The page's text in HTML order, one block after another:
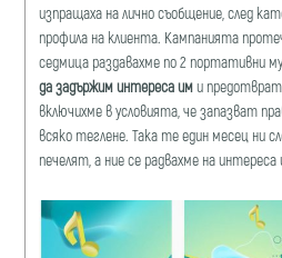
изпращаха на лично съобщение, след
профила на клиента. Кампанията
седмица раздавахме по 2 портативни
да задържим интереса ими
включихме в условията, че запазват
всяко теглене. Така те един месец ни
печелят, а ние се радвахме на интереса